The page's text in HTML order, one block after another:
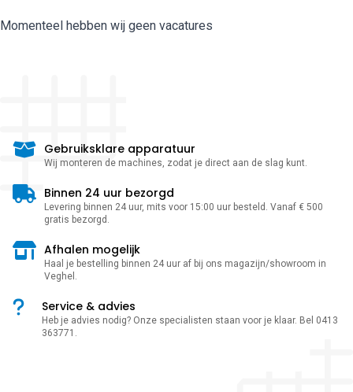
Momenteel hebben wij geen vacatures
Gebruiksklare apparatuur
Wij monteren de machines, zodat je direct aan de slag kunt.
Binnen 24 uur bezorgd
Levering binnen 24 uur, mits voor 15:00 uur besteld. Vanaf € 500
gratis bezorgd.
Afhalen mogelijk
Haal je bestelling binnen 24 uur af bij ons magazijn/showroom in
Veghel.
Service & advies
Heb je advies nodig? Onze specialisten staan voor je klaar. Bel 0413
363771.